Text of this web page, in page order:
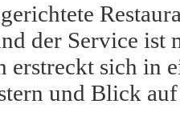
der Service ist
erstreckt sich in
und Blick